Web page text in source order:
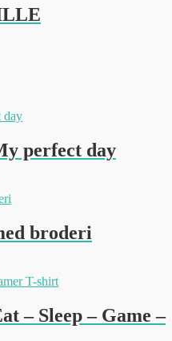
perfect day
broderi
– Sleep – Game –